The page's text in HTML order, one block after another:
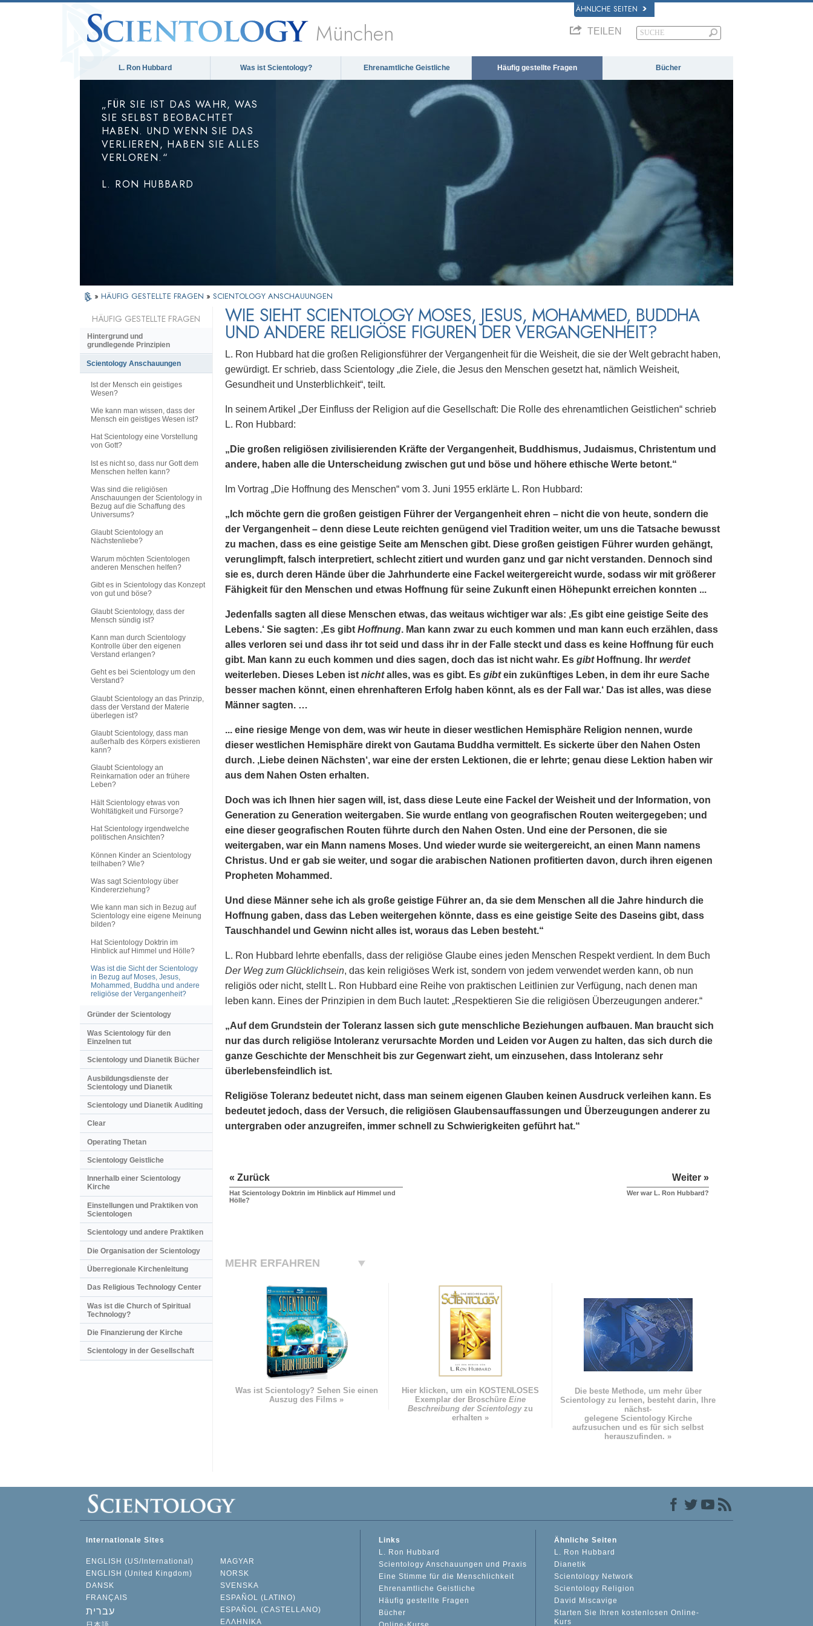
ÄHNLICHE SEITEN
München TEILEN
L. Ron Hubbard Was ist Scientology? Ehrenamtliche Geistliche Häufig gestellte Fragen Bücher
„FÜR SIE IST DAS WAHR, WAS
SIE SELBST BEOBACHTET
HABEN. UND WENN SIE DAS
VERLIEREN, HABEN SIE ALLES
VERLOREN.“
L. RON HUBBARD
» HÄUFIG GESTELLTE FRAGEN » SCIENTOLOGY ANSCHAUUNGEN
WIE SIEHT SCIENTOLOGY MOSES, JESUS, MOHAMMED, BUDDHA
UND ANDERE RELIGIÖSE FIGUREN DER VERGANGENHEIT?
L. Ron Hubbard hat die großen Religionsführer der Vergangenheit für die Weisheit, die sie der Welt gebracht haben,
gewürdigt. Er schrieb, dass Scientology „die Ziele, die Jesus den Menschen gesetzt hat, nämlich Weisheit,
Gesundheit und Unsterblichkeit“, teilt.
In seinem Artikel „Der Einfluss der Religion auf die Gesellschaft: Die Rolle des ehrenamtlichen Geistlichen“ schrieb
L. Ron Hubbard:
„Die großen religiösen zivilisierenden Kräfte der Vergangenheit, Buddhismus, Judaismus, Christentum und
andere, haben alle die Unterscheidung zwischen gut und böse und höhere ethische Werte betont.“
Im Vortrag „Die Hoffnung des Menschen“ vom 3. Juni 1955 erklärte L. Ron Hubbard:
„Ich möchte gern die großen geistigen Führer der Vergangenheit ehren – nicht die von heute, sondern die
der Vergangenheit – denn diese Leute reichten genügend viel Tradition weiter, um uns die Tatsache bewusst
zu machen, dass es eine geistige Seite am Menschen gibt. Diese großen geistigen Führer wurden gehängt,
verunglimpft, falsch interpretiert, schlecht zitiert und wurden ganz und gar nicht verstanden. Dennoch sind
sie es, durch deren Hände über die Jahrhunderte eine Fackel weitergereicht wurde, sodass wir mit größerer
Fähigkeit für den Menschen und etwas Hoffnung für seine Zukunft einen Höhepunkt erreichen konnten ...
Jedenfalls sagten all diese Menschen etwas, das weitaus wichtiger war als: ‚Es gibt eine geistige Seite des
Lebens.‘ Sie sagten: ‚Es gibt Hoffnung. Man kann zwar zu euch kommen und man kann euch erzählen, dass
alles verloren sei und dass ihr tot seid und dass ihr in der Falle steckt und dass es keine Hoffnung für euch
gibt. Man kann zu euch kommen und dies sagen, doch das ist nicht wahr. Es gibtHoffnung. Ihr werdet
weiterleben. Dieses Leben ist nichtalles, was es gibt. Es gibtein zukünftiges Leben, in dem ihr eure Sache
besser machen könnt, einen ehrenhafteren Erfolg haben könnt, als es der Fall war.‘ Das ist alles, was diese
Männer sagten. …
... eine riesige Menge von dem, was wir heute in dieser westlichen Hemisphäre Religion nennen, wurde
dieser westlichen Hemisphäre direkt von Gautama Buddha vermittelt. Es sickerte über den Nahen Osten
durch. ‚Liebe deinen Nächsten‘, war eine der ersten Lektionen, die er lehrte; genau diese Lektion haben wir
aus dem Nahen Osten erhalten.
Doch was ich Ihnen hier sagen will, ist, dass diese Leute eine Fackel der Weisheit und der Information, von
Generation zu Generation weitergaben. Sie wurde entlang von geografischen Routen weitergegeben; und
eine dieser geografischen Routen führte durch den Nahen Osten. Und eine der Personen, die sie
weitergaben, war ein Mann namens Moses. Und wieder wurde sie weitergereicht, an einen Mann namens
Christus. Und er gab sie weiter, und sogar die arabischen Nationen profitierten davon, durch ihren eigenen
Propheten Mohammed.
Und diese Männer sehe ich als große geistige Führer an, da sie dem Menschen all die Jahre hindurch die
Hoffnung gaben, dass das Leben weitergehen könnte, dass es eine geistige Seite des Daseins gibt, dass
Tauschhandel und Gewinn nicht alles ist, woraus das Leben besteht.“
L. Ron Hubbard lehrte ebenfalls, dass der religiöse Glaube eines jeden Menschen Respekt verdient. In dem Buch
Der Weg zum Glücklichsein, das kein religiöses Werk ist, sondern von jedem verwendet werden kann, ob nun
religiös oder nicht, stellt L. Ron Hubbard eine Reihe von praktischen Leitlinien zur Verfügung, nach denen man
leben kann. Eines der Prinzipien in dem Buch lautet: „Respektieren Sie die religiösen Überzeugungen anderer.“
„Auf dem Grundstein der Toleranz lassen sich gute menschliche Beziehungen aufbauen. Man braucht sich
nur das durch religiöse Intoleranz verursachte Morden und Leiden vor Augen zu halten, das sich durch die
ganze Geschichte der Menschheit bis zur Gegenwart zieht, um einzusehen, dass Intoleranz sehr
überlebensfeindlich ist.
Religiöse Toleranz bedeutet nicht, dass man seinem eigenen Glauben keinen Ausdruck verleihen kann. Es
bedeutet jedoch, dass der Versuch, die religiösen Glaubensauffassungen und Überzeugungen anderer zu
untergraben oder anzugreifen, immer schnell zu Schwierigkeiten geführt hat.“
« Zurück
Hat Scientology Doktrin im Hinblick auf Himmel und
Hölle?
Weiter »
Wer war L. Ron Hubbard?
MEHR ERFAHREN
Was ist Scientology? Sehen Sie einen
Auszug des Films »
Hier klicken, um ein KOSTENLOSES
Exemplar der Broschüre Eine
Beschreibung der Scientologyzu
erhalten »
Die beste Methode, um mehr über
Scientology zu lernen, besteht darin, Ihre
nächst-
gelegene Scientology Kirche
aufzusuchen und es für sich selbst
herauszufinden. »
HÄUFIG GESTELLTE FRAGEN
Hintergrund und
grundlegende Prinzipien
Scientology Anschauungen
Ist der Mensch ein geistiges
Wesen?
Wie kann man wissen, dass der
Mensch ein geistiges Wesen ist?
Hat Scientology eine Vorstellung
von Gott?
Ist es nicht so, dass nur Gott dem
Menschen helfen kann?
Was sind die religiösen
Anschauungen der Scientology in
Bezug auf die Schaffung des
Universums?
Glaubt Scientology an
Nächstenliebe?
Warum möchten Scientologen
anderen Menschen helfen?
Gibt es in Scientology das Konzept
von gut und böse?
Glaubt Scientology, dass der
Mensch sündig ist?
Kann man durch Scientology
Kontrolle über den eigenen
Verstand erlangen?
Geht es bei Scientology um den
Verstand?
Glaubt Scientology an das Prinzip,
dass der Verstand der Materie
überlegen ist?
Glaubt Scientology, dass man
außerhalb des Körpers existieren
kann?
Glaubt Scientology an
Reinkarnation oder an frühere
Leben?
Hält Scientology etwas von
Wohltätigkeit und Fürsorge?
Hat Scientology irgendwelche
politischen Ansichten?
Können Kinder an Scientology
teilhaben? Wie?
Was sagt Scientology über
Kindererziehung?
Wie kann man sich in Bezug auf
Scientology eine eigene Meinung
bilden?
Hat Scientology Doktrin im
Hinblick auf Himmel und Hölle?
Was ist die Sicht der Scientology
in Bezug auf Moses, Jesus,
Mohammed, Buddha und andere
religiöse der Vergangenheit?
Gründer der Scientology
Was Scientology für den
Einzelnen tut
Scientology und Dianetik Bücher
Ausbildungsdienste der
Scientology und Dianetik
Scientology und Dianetik Auditing
Clear
Operating Thetan
Scientology Geistliche
Innerhalb einer Scientology
Kirche
Einstellungen und Praktiken von
Scientologen
Scientology und andere Praktiken
Die Organisation der Scientology
Überregionale Kirchenleitung
Das Religious Technology Center
Was ist die Church of Spiritual
Technology?
Die Finanzierung der Kirche
Scientology in der Gesellschaft
Internationale Sites
ENGLISH (US/International)
ENGLISH (United Kingdom)
DANSK
FRANÇAIS
עברית
MAGYAR
NORSK
SVENSKA
ESPAÑOL (LATINO)
ESPAÑOL (CASTELLANO)
ΕΛΛΗΝΙΚA
Links
L. Ron Hubbard
Scientology Anschauungen und Praxis
Eine Stimme für die Menschlichkeit
Ehrenamtliche Geistliche
Häufig gestellte Fragen
Bücher
Ähnliche Seiten
L. Ron Hubbard
Dianetik
Scientology Network
Scientology Religion
David Miscavige
Starten Sie Ihren kostenlosen Online-
Kurs